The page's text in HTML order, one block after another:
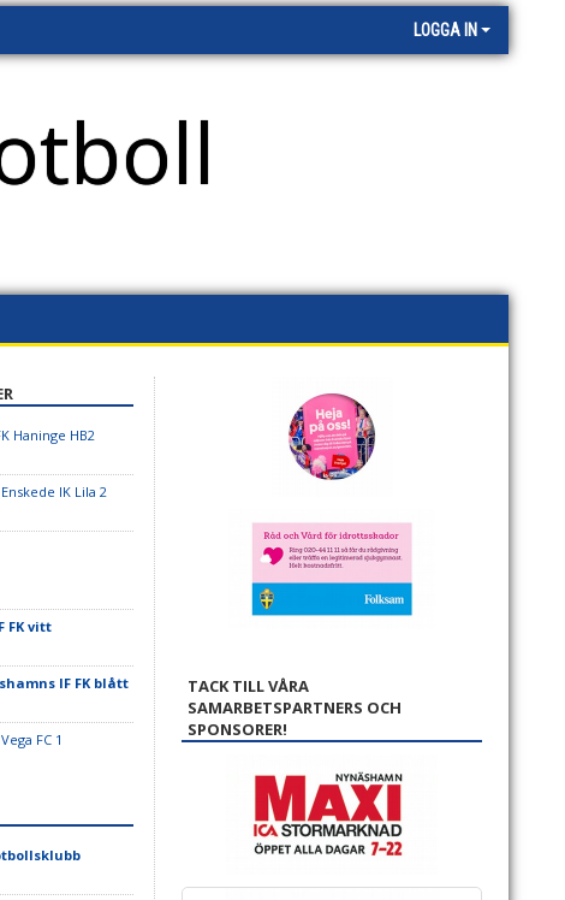
LOGGA IN
Haninge HB2
IK Lila 2
FK vitt
IF FK blått
FC 1
TACK TILL VÅRA
SAMARBETSPARTNERS OCH
SPONSORER!